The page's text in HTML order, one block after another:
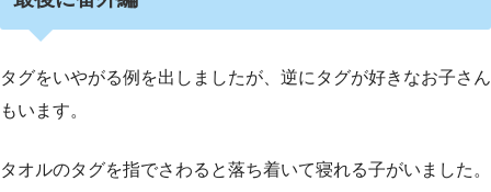
タグをいやがる例を出しましたが、逆にタグが好きなお子さん
もいます。
タオルのタグを指でさわると落ち着いて寝れる子がいました。